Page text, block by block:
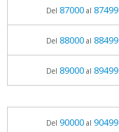
Del 87000al 87499
Del 88000al 88499
Del 89000al 89499
Del 90000al 90499